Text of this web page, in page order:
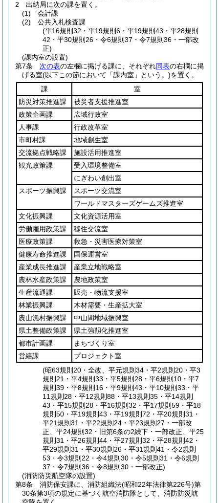
2
出納局に次の課を置く。
(1)
会計課
(2)
公共入札検査課
(平16規則32・平19規則6・平19規則43・平28規則
42・平30規則26・令6規則37・令7規則36・一部改
正)
(課内室の設置)
第7条
次の表の左欄に掲げる課に、それぞれ同表の右欄に掲
げる室(以下この節において「課内室」という。)を置く。
課
室
防災対策推進課
被災者支援推進室
政策企画課
広域行政室
人事課
行政改革室
市町村課
地域創生室
交流拠点戦略課
施設活用推進室
観光政策課
受入環境整備室
にぎわい創出室
スポーツ振興課
スポーツ交流室
ワールドマスターズゲームズ推進室
文化振興課
文化資源活用室
労働雇用政策課
移住交流室
医療政策課
救急・災害医療対策室
健康寿命推進課
国保運営室
産業成長推進課
産業立地戦略室
農林水産政策課
農地政策室
生産流通課
販売・物流支援室
林業振興課
木材需要・生産拡大室
農山漁村振興課
中山間地域振興室
県土整備政策課
県土強靱化推進室
都市計画課
まちづくり室
営繕課
プロジェクト室
(昭63規則20・全改、平元規則34・平2規則20・平3
規則21・平4規則33・平5規則28・平6規則10・平7
規則39・平8規則16・平9規則43・平10規則33・平
11規則28・平12規則88・平13規則35・平14規則
43・平15規則28・平16規則32・平17規則59・平18
規則50・平19規則43・平19規則72・平20規則31・
平21規則31・平22規則24・平23規則27・一部改
正、平24規則32・旧第6条の2繰下・一部改正、平25
規則31・平26規則44・平27規則32・平28規則42・
平29規則31・平30規則26・平31規則41・令2規則
53・令3規則22・令4規則30・令5規則31・令6規則
37・令7規則36・令8規則30・一部改正)
(消防防災航空隊の設置)
第8条
消防保安課に、消防組織法(昭和22年法律第226号)第
30条第3項の規定に基づく航空消防隊として、消防防災航